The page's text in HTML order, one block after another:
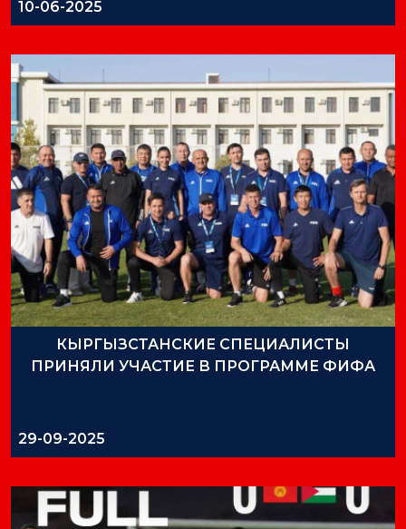
10-06-2025
КЫРГЫЗСТАНСКИЕ СПЕЦИАЛИСТЫ
ПРИНЯЛИ УЧАСТИЕ В ПРОГРАММЕ ФИФА
29-09-2025